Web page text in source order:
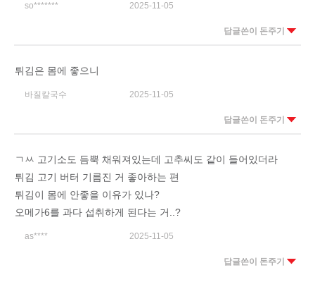
so******* 2025-11-05
답글쓴이 돈주기
튀김은 몸에 좋으니
바질칼국수 2025-11-05
답글쓴이 돈주기
ㄱㅆ 고기소도 듬뿍 채워져있는데 고추씨도 같이 들어있더라
튀김 고기 버터 기름진 거 좋아하는 편
튀김이 몸에 안좋을 이유가 있나?
오메가6를 과다 섭취하게 된다는 거..?
as**** 2025-11-05
답글쓴이 돈주기